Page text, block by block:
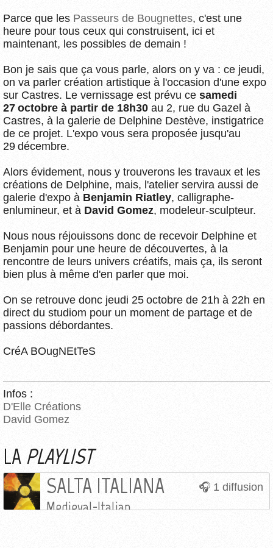
Parce que les Passeurs de Bougnettes, c'est une
heure pour tous ceux qui construisent, ici et
maintenant, les possibles de demain !
Bon je sais que ça vous parle, alors on y va : ce jeudi,
on va parler création artistique à l'occasion d'une expo
sur Castres. Le vernissage est prévu ce samedi
27 octobre à partir de 18h30 au 2, rue du Gazel à
Castres, à la galerie de Delphine Destève, instigatrice
de ce projet. L'expo vous sera proposée jusqu'au
29 décembre.
Alors évidement, nous y trouverons les travaux et les
créations de Delphine, mais, l'atelier servira aussi de
galerie d'expo à Benjamin Riatley, calligraphe-
enlumineur, et à David Gomez, modeleur-sculpteur.
Nous nous réjouissons donc de recevoir Delphine et
Benjamin pour une heure de découvertes, à la
rencontre de leurs univers créatifs, mais ça, ils seront
bien plus à même d'en parler que moi.
On se retrouve donc jeudi 25 octobre de 21h à 22h en
direct du studiom pour un moment de partage et de
passions débordantes.
CréA BOugNEtTeS
Infos :
D'Elle Créations
David Gomez
LA PLAYLIST
1 diffusion
SALTA ITALIANA
Medieval-Italian